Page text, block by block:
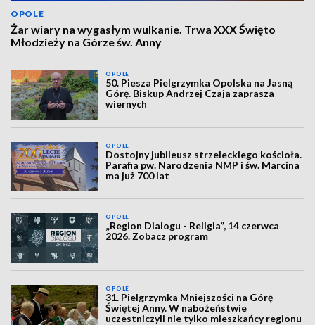
OPOLE
Żar wiary na wygasłym wulkanie. Trwa XXX Święto
Młodzieży na Górze św. Anny
OPOLE
50. Piesza Pielgrzymka Opolska na Jasną
Górę. Biskup Andrzej Czaja zaprasza
wiernych
OPOLE
Dostojny jubileusz strzeleckiego kościoła.
Parafia pw. Narodzenia NMP i św. Marcina
ma już 700 lat
OPOLE
„Region Dialogu - Religia”, 14 czerwca
2026. Zobacz program
OPOLE
31. Pielgrzymka Mniejszości na Górę
Świętej Anny. W nabożeństwie
uczestniczyli nie tylko mieszkańcy regionu